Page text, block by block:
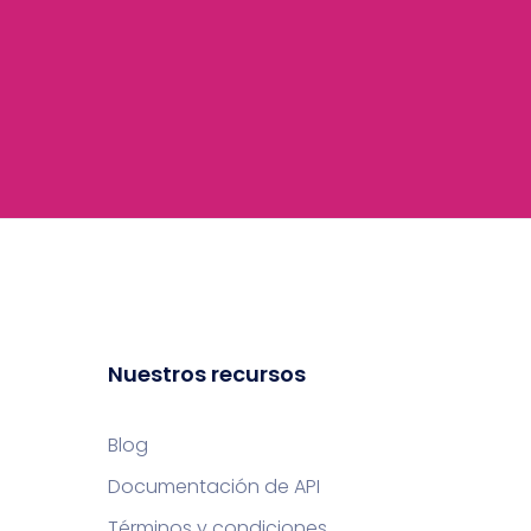
Nuestros recursos
Blog
Documentación de API